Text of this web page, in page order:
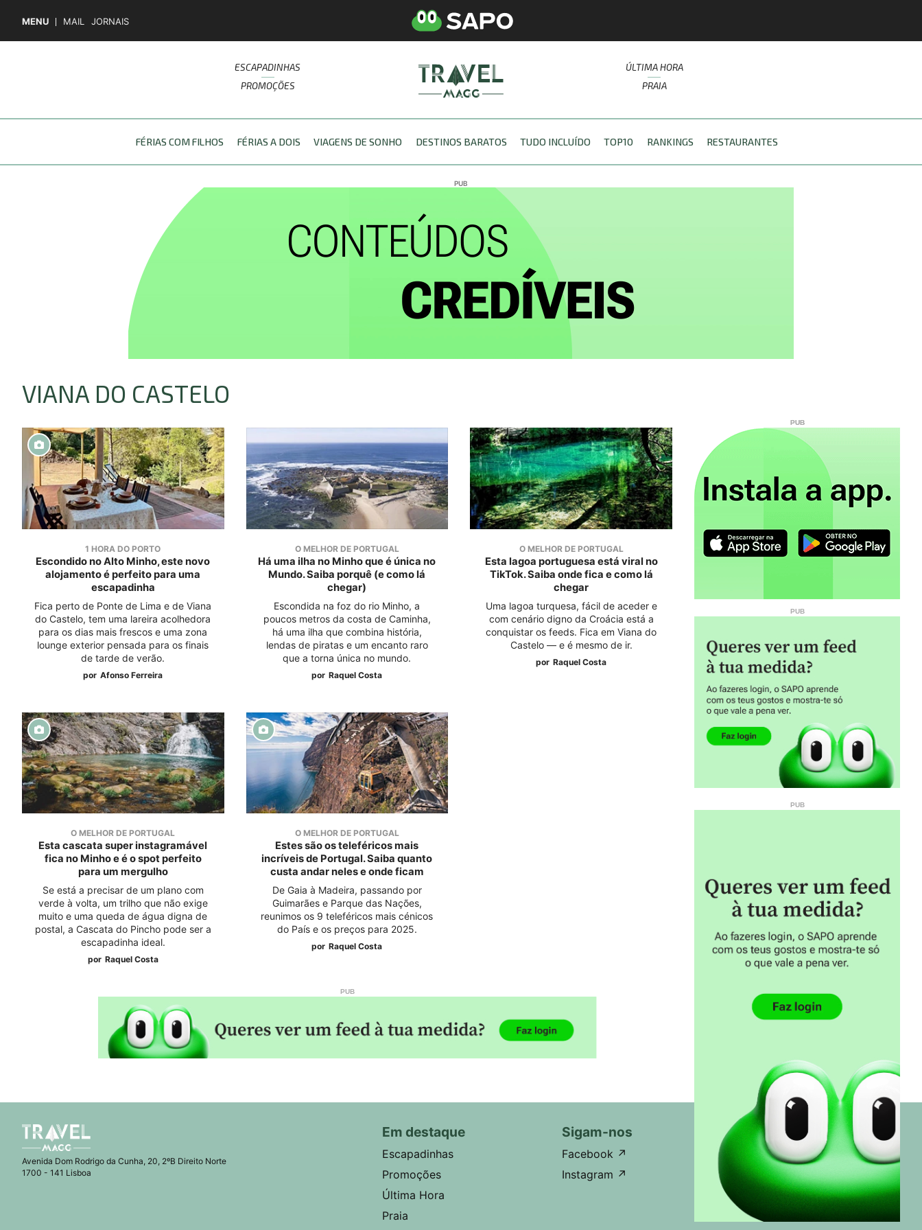
MENU MAIL JORNAIS
ESCAPADINHAS
PROMOÇÕES
ÚLTIMA HORA
PRAIA
FÉRIAS COM FILHOS FÉRIAS A DOIS VIAGENS DE SONHO DESTINOS BARATOS TUDO INCLUÍDO TOP10 RANKINGS RESTAURANTES
VIANA DO CASTELO
1 HORA DO PORTO
Escondido no Alto Minho, este novo
alojamento é perfeito para uma
escapadinha
Fica perto de Ponte de Lima e de Viana
do Castelo, tem uma lareira acolhedora
para os dias mais frescos e uma zona
lounge exterior pensada para os finais
de tarde de verão.
por Afonso Ferreira
O MELHOR DE PORTUGAL
Há uma ilha no Minho que é única no
Mundo. Saiba porquê (e como lá
chegar)
Escondida na foz do rio Minho, a
poucos metros da costa de Caminha,
há uma ilha que combina história,
lendas de piratas e um encanto raro
que a torna única no mundo.
por Raquel Costa
O MELHOR DE PORTUGAL
Esta lagoa portuguesa está viral no
TikTok. Saiba onde fica e como lá
chegar
Uma lagoa turquesa, fácil de aceder e
com cenário digno da Croácia está a
conquistar os feeds. Fica em Viana do
Castelo — e é mesmo de ir.
por Raquel Costa
O MELHOR DE PORTUGAL
Esta cascata super instagramável
fica no Minho e é o spot perfeito
para um mergulho
Se está a precisar de um plano com
verde à volta, um trilho que não exige
muito e uma queda de água digna de
postal, a Cascata do Pincho pode ser a
escapadinha ideal.
por Raquel Costa
O MELHOR DE PORTUGAL
Estes são os teleféricos mais
incríveis de Portugal. Saiba quanto
custa andar neles e onde ficam
De Gaia à Madeira, passando por
Guimarães e Parque das Nações,
reunimos os 9 teleféricos mais cénicos
do País e os preços para 2025.
por Raquel Costa
Avenida Dom Rodrigo da Cunha, 20, 2ºB Direito Norte
1700 - 141 Lisboa
Em destaque
Escapadinhas
Promoções
Última Hora
Praia
Sigam-nos
Facebook ↗
Instagram ↗
Travel MAGG
Fale connosco
Estatuto editorial
Ficha Técnica
Como anunciar ↗